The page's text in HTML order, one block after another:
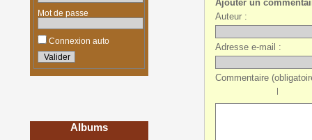
Mot de passe
Connexion auto
Albums
Ajouter un
Auteur :
Adresse e-mail :
Commentaire
|